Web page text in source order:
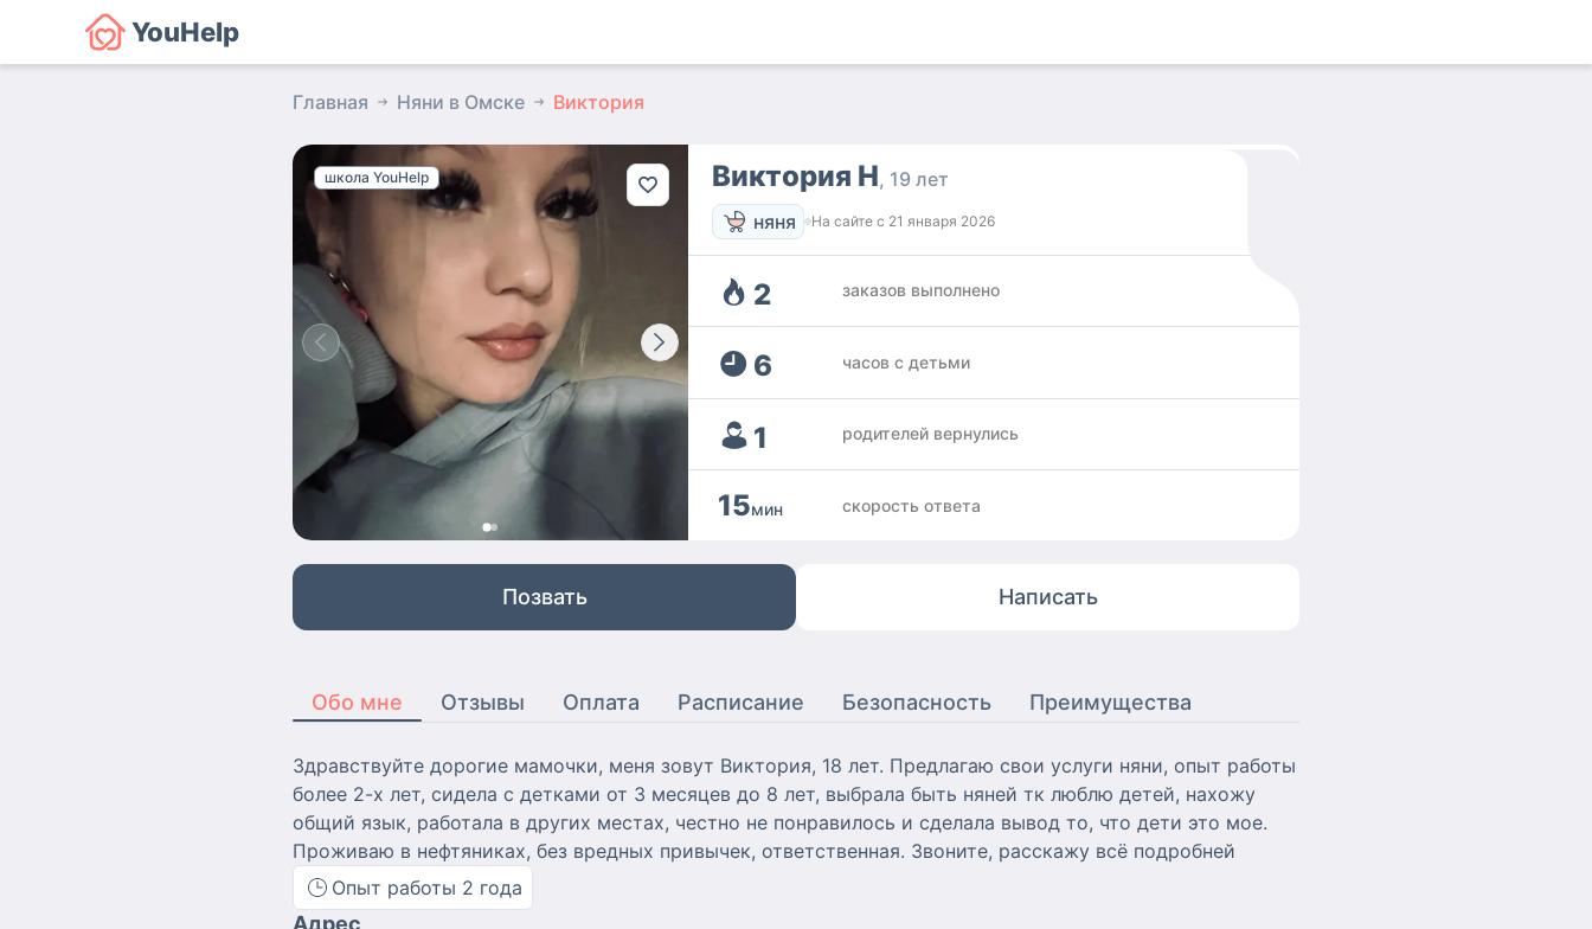
YouHelp
Главная Няни в Омске Виктория
школа YouHelp Виктория Н 19 лет
няня
На сайте с 21 января 2026
2 заказов выполнено
6 часов с детьми
1 родителей вернулись
15мин скорость ответа
Позвать Написать
Обо мне Отзывы Оплата Расписание Безопасность Преимущества
Здравствуйте дорогие мамочки, меня зовут Виктория, 18 лет. Предлагаю свои услуги няни, опыт работы
более 2-х лет, сидела с детками от 3 месяцев до 8 лет, выбрала быть няней тк люблю детей, нахожу
общий язык, работала в других местах, честно не понравилось и сделала вывод то, что дети это мое.
Проживаю в нефтяниках, без вредных привычек, ответственная. Звоните, расскажу всё подробней
Опыт работы 2 года
Адрес